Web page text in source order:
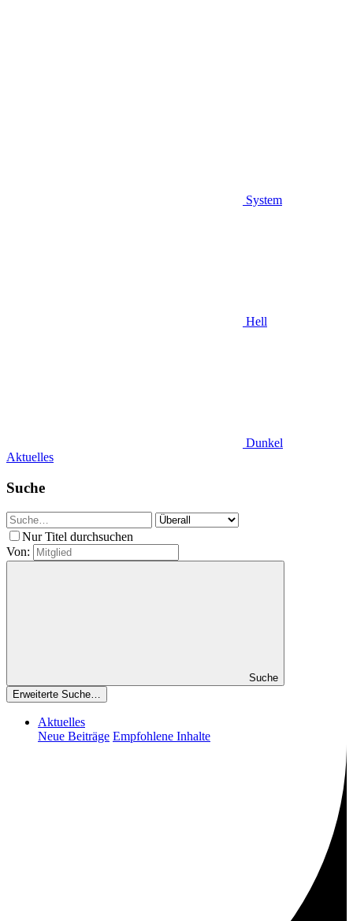
System
Hell
Dunkel
Aktuelles
Suche
Nur Titel durchsuchen
Von:
Suche
Erweiterte Suche…
Aktuelles
Neue Beiträge Empfohlene Inhalte